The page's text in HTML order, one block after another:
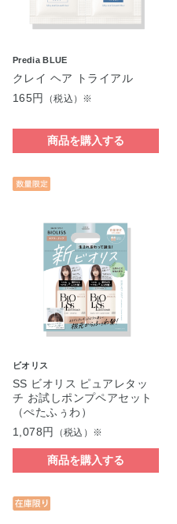
Predia BLUE
クレイ ヘア トライアル
165円
（税込）※
商品を購入する
ビオリス
SS ビオリス ピュアレタッ
チ お試しポンプペアセット
（ぺたふぅわ）
1,078円
（税込）※
商品を購入する